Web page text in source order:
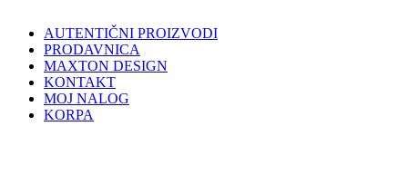
AUTENTIČNI PROIZVODI
PRODAVNICA
MAXTON DESIGN
KONTAKT
MOJ NALOG
KORPA